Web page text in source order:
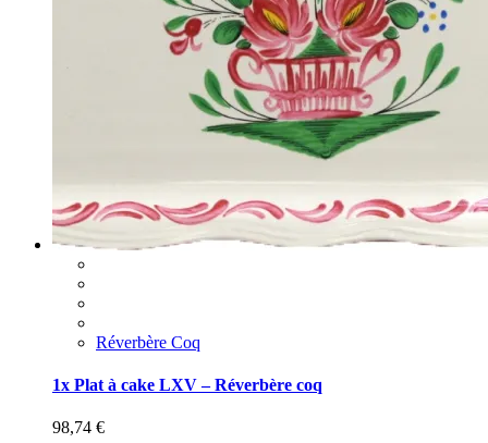
Réverbère Coq
1x Plat à cake LXV – Réverbère coq
98,74 €